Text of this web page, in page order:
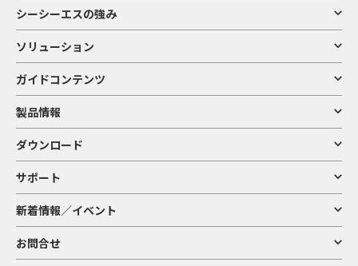
シーシーエスの強み
ソリューション
ガイドコンテンツ
製品情報
ダウンロード
サポート
新着情報／イベント
お問合せ